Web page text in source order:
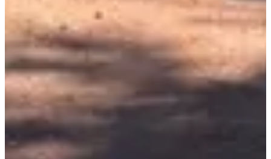
Pas encore communiquées
Plus d'info
Date à confirmer